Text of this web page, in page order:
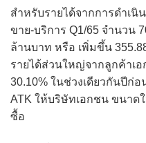
สำหรับรายได้จากการดำเนิ
ขาย-บริการ Q1/65 จำนวน
ล้านบาท หรือ เพิ่มขึ้น
รายได้ส่วนใหญ่จากลูกค้าเ
30.10% ในช่วงเดียวกันปีก่
ATK ให้บริษัทเอกชน ขนาด
ซื้อ